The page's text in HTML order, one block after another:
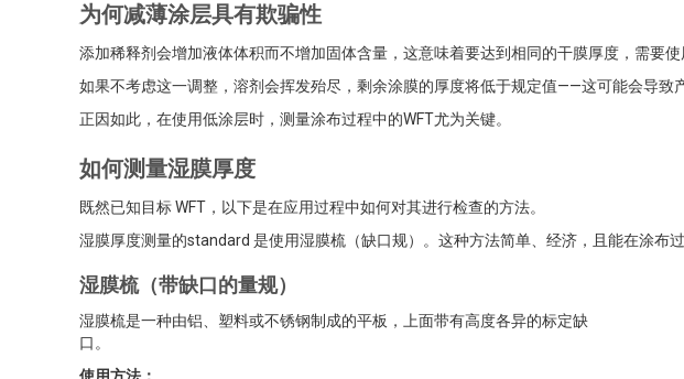
为何减薄涂层具有欺骗性
添加稀释剂会增加液体体积而不增加固体含量，这意味着要达到相同的干膜厚度，需要使
如果不考虑这一调整，溶剂会挥发殆尽，剩余涂膜的厚度将低于规定值——这可能会导致
正因如此，在使用低涂层时，测量涂布过程中的WFT尤为关键。
如何测量湿膜厚度
既然已知目标 WFT，以下是在应用过程中如何对其进行检查的方法。
湿膜厚度测量的standard 是使用湿膜梳（缺口规）。这种方法简单、经济，且能在涂布
湿膜梳（带缺口的量规）
湿膜梳是一种由铝、塑料或不锈钢制成的平板，上面带有高度各异的标定缺
口。